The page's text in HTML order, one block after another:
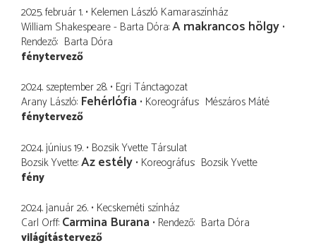
2025. február 1. Kelemen László Kamaraszínház
William Shakespeare - Barta Dóra A makrancos hölgy
Rendező Barta Dóra
fénytervező
2024. szeptember 28. Egri Tánctagozat
Arany László Fehérlófia Koreográfus Mészáros Máté
fénytervező
2024. június 19. Bozsik Yvette Társulat
Bozsik Yvette Az estély Koreográfus Bozsik Yvette
fény
2024. január 26. Kecskeméti színház
Carl Orff Carmina Burana Rendező Barta Dóra
világítástervező